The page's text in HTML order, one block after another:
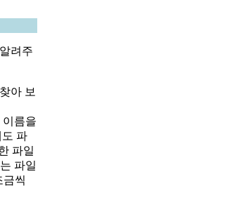
려주
아 보
름을
파
파일
파일
금씩